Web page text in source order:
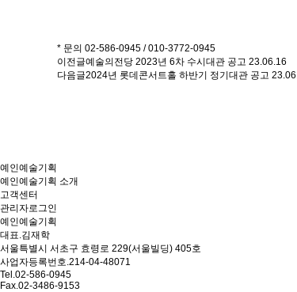
* 문의 02-586-0945 / 010-3772-0945
이전글예술의전당 2023년 6차 수시대관 공고 23.06.16
다음글2024년 롯데콘서트홀 하반기 정기대관 공고
예인예술기획
예인예술기획 소개
고객센터
관리자로그인
예인예술기획
대표.김재학
서울특별시 서초구 효령로 229(서울빌딩) 405호
사업자등록번호.214-04-48071
Tel.02-586-0945
Fax.02-3486-9153